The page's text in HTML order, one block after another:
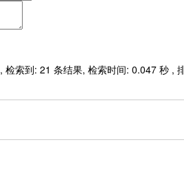
, 检索到: 21 条结果, 检索时间: 0.047 秒 ,